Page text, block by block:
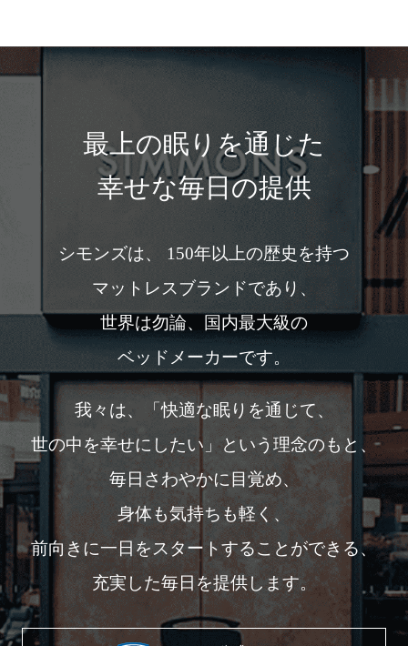
最上の眠りを通じた
幸せな毎日の提供
シモンズは、 150年以上の歴史を持つ
マットレスブランドであり、
世界は勿論、国内最大級の
ベッドメーカーです。
我々は、「快適な眠りを通じて、
世の中を幸せにしたい」という理念のもと、
毎日さわやかに目覚め、
身体も気持ちも軽く、
前向きに一日をスタートすることができる、
充実した毎日を提供します。